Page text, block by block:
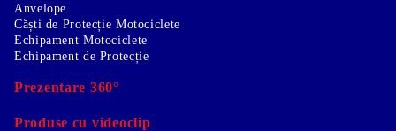
Anvelope
Căști de Protecție Motociclete
Echipament Motociclete
Echipament de Protecție
Prezentare 360°
Produse cu videoclip